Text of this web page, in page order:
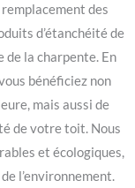
des
d’étanchéité de
la charpente. En
bénéficiez non
mais aussi de
de votre toit. Nous
et écologiques,
l’environnement.